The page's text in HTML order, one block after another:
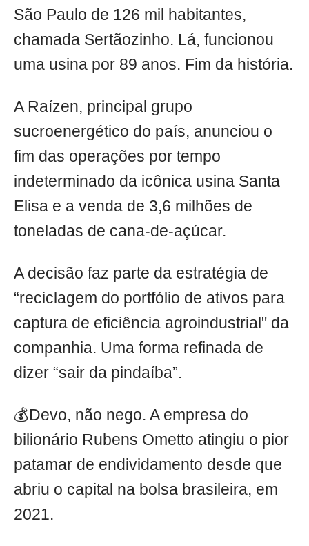
São Paulo de 126 mil habitantes,
chamada Sertãozinho. Lá, funcionou
uma usina por 89 anos. Fim da história.
A Raízen, principal grupo
sucroenergético do país, anunciou o
fim das operações por tempo
indeterminado da icônica usina Santa
Elisa e a venda de 3,6 milhões de
toneladas de cana-de-açúcar.
A decisão faz parte da estratégia de
“reciclagem do portfólio de ativos para
captura de eficiência agroindustrial" da
companhia. Uma forma refinada de
dizer “sair da pindaíba”.
💰Devo, não nego. A empresa do
bilionário Rubens Ometto atingiu o pior
patamar de endividamento desde que
abriu o capital na bolsa brasileira, em
2021.